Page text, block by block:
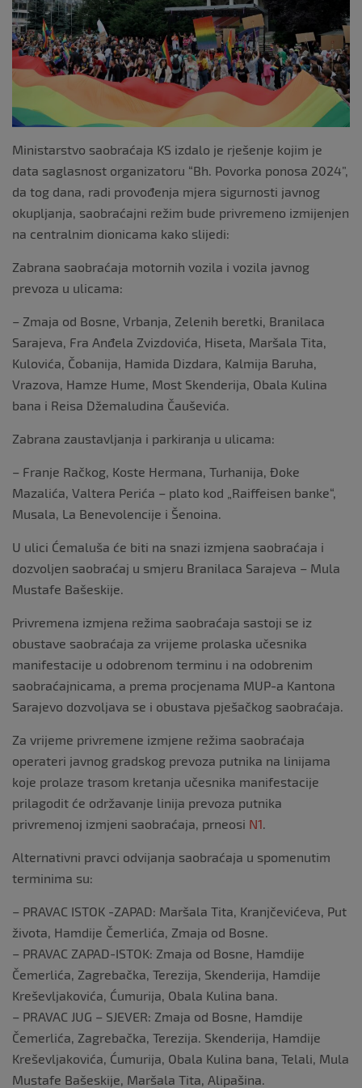
k
Ministarstvo saobraćaja KS izdalo je rješenje kojim je
data saglasnost organizatoru “Bh. Povorka ponosa 2024”,
da tog dana, radi provođenja mjera sigurnosti javnog
okupljanja, saobraćajni režim bude privremeno izmijenjen
na centralnim dionicama kako slijedi:
Zabrana saobraćaja motornih vozila i vozila javnog
prevoza u ulicama:
– Zmaja od Bosne, Vrbanja, Zelenih beretki, Branilaca
Sarajeva, Fra Anđela Zvizdovića, Hiseta, Maršala Tita,
Kulovića, Čobanija, Hamida Dizdara, Kalmija Baruha,
Vrazova, Hamze Hume, Most Skenderija, Obala Kulina
bana i Reisa Džemaludina Čauševića.
Zabrana zaustavljanja i parkiranja u ulicama:
– Franje Račkog, Koste Hermana, Turhanija, Đoke
Mazalića, Valtera Perića – plato kod „Raiffeisen banke“,
Musala, La Benevolencije i Šenoina.
U ulici Ćemaluša će biti na snazi izmjena saobraćaja i
dozvoljen saobraćaj u smjeru Branilaca Sarajeva – Mula
Mustafe Bašeskije.
Privremena izmjena režima saobraćaja sastoji se iz
obustave saobraćaja za vrijeme prolaska učesnika
manifestacije u odobrenom terminu i na odobrenim
saobraćajnicama, a prema procjenama MUP-a Kantona
Sarajevo dozvoljava se i obustava pješačkog saobraćaja.
Za vrijeme privremene izmjene režima saobraćaja
operateri javnog gradskog prevoza putnika na linijama
koje prolaze trasom kretanja učesnika manifestacije
prilagodit će održavanje linija prevoza putnika
privremenoj izmjeni saobraćaja, prneosi N1
Alternativni pravci odvijanja saobraćaja u spomenutim
terminima su:
– PRAVAC ISTOK -ZAPAD: Maršala Tita, Kranjčevićeva, Put
života, Hamdije Čemerlića, Zmaja od Bosne.
– PRAVAC ZAPAD-ISTOK: Zmaja od Bosne, Hamdije
Čemerlića, Zagrebačka, Terezija, Skenderija, Hamdije
Kreševljakovića, Ćumurija, Obala Kulina bana.
– PRAVAC JUG – SJEVER: Zmaja od Bosne, Hamdije
Čemerlića, Zagrebačka, Terezija. Skenderija, Hamdije
Kreševljakovića, Ćumurija, Obala Kulina bana, Telali, Mula
Mustafe Bašeskije, Maršala Tita, Alipašina.